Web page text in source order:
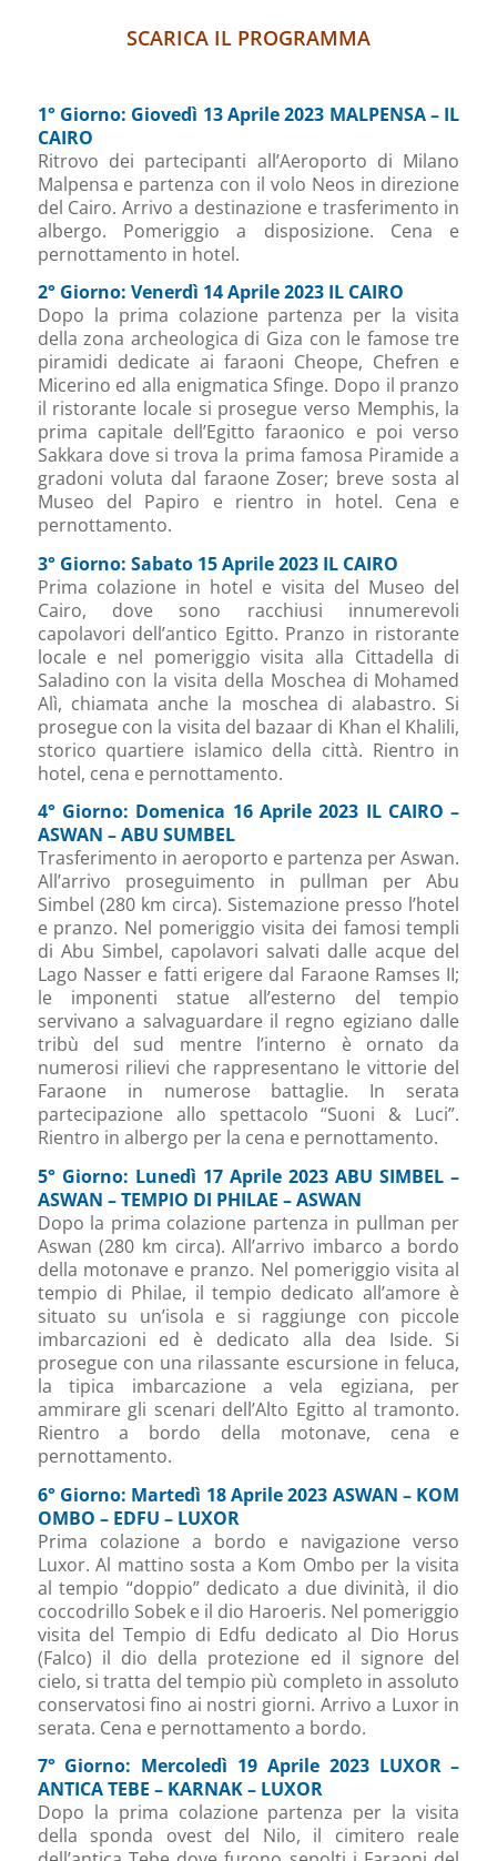
SCARICA IL PROGRAMMA
1° Giorno: Giovedì 13 Aprile 2023 MALPENSA – IL
CAIRO
Ritrovo dei partecipanti all’Aeroporto di Milano
Malpensa e partenza con il volo Neos in direzione
del Cairo. Arrivo a destinazione e trasferimento in
albergo. Pomeriggio a disposizione. Cena e
pernottamento in hotel.
2° Giorno: Venerdì 14 Aprile 2023 IL CAIRO
Dopo la prima colazione partenza per la visita
della zona archeologica di Giza con le famose tre
piramidi dedicate ai faraoni Cheope, Chefren e
Micerino ed alla enigmatica Sfinge. Dopo il pranzo
il ristorante locale si prosegue verso Memphis, la
prima capitale dell’Egitto faraonico e poi verso
Sakkara dove si trova la prima famosa Piramide a
gradoni voluta dal faraone Zoser; breve sosta al
Museo del Papiro e rientro in hotel. Cena e
pernottamento.
3° Giorno: Sabato 15 Aprile 2023 IL CAIRO
Prima colazione in hotel e visita del Museo del
Cairo, dove sono racchiusi innumerevoli
capolavori dell’antico Egitto. Pranzo in ristorante
locale e nel pomeriggio visita alla Cittadella di
Saladino con la visita della Moschea di Mohamed
Alì, chiamata anche la moschea di alabastro. Si
prosegue con la visita del bazaar di Khan el Khalili,
storico quartiere islamico della città. Rientro in
hotel, cena e pernottamento.
4° Giorno: Domenica 16 Aprile 2023 IL CAIRO –
ASWAN – ABU SUMBEL
Trasferimento in aeroporto e partenza per Aswan.
All’arrivo proseguimento in pullman per Abu
Simbel (280 km circa). Sistemazione presso l’hotel
e pranzo. Nel pomeriggio visita dei famosi templi
di Abu Simbel, capolavori salvati dalle acque del
Lago Nasser e fatti erigere dal Faraone Ramses II;
le imponenti statue all’esterno del tempio
servivano a salvaguardare il regno egiziano dalle
tribù del sud mentre l’interno è ornato da
numerosi rilievi che rappresentano le vittorie del
Faraone in numerose battaglie. In serata
partecipazione allo spettacolo “Suoni & Luci”.
Rientro in albergo per la cena e pernottamento.
5° Giorno: Lunedì 17 Aprile 2023 ABU SIMBEL –
ASWAN – TEMPIO DI PHILAE – ASWAN
Dopo la prima colazione partenza in pullman per
Aswan (280 km circa). All’arrivo imbarco a bordo
della motonave e pranzo. Nel pomeriggio visita al
tempio di Philae, il tempio dedicato all’amore è
situato su un’isola e si raggiunge con piccole
imbarcazioni ed è dedicato alla dea Iside. Si
prosegue con una rilassante escursione in feluca,
la tipica imbarcazione a vela egiziana, per
ammirare gli scenari dell’Alto Egitto al tramonto.
Rientro a bordo della motonave, cena e
pernottamento.
6° Giorno: Martedì 18 Aprile 2023 ASWAN – KOM
OMBO – EDFU – LUXOR
Prima colazione a bordo e navigazione verso
Luxor. Al mattino sosta a Kom Ombo per la visita
al tempio “doppio” dedicato a due divinità, il dio
coccodrillo Sobek e il dio Haroeris. Nel pomeriggio
visita del Tempio di Edfu dedicato al Dio Horus
(Falco) il dio della protezione ed il signore del
cielo, si tratta del tempio più completo in assoluto
conservatosi fino ai nostri giorni. Arrivo a Luxor in
serata. Cena e pernottamento a bordo.
7° Giorno: Mercoledì 19 Aprile 2023 LUXOR –
ANTICA TEBE – KARNAK – LUXOR
Dopo la prima colazione partenza per la visita
della sponda ovest del Nilo, il cimitero reale